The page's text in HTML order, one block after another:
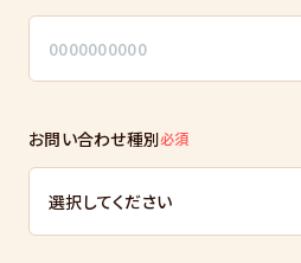
お問い合わせ種別必須